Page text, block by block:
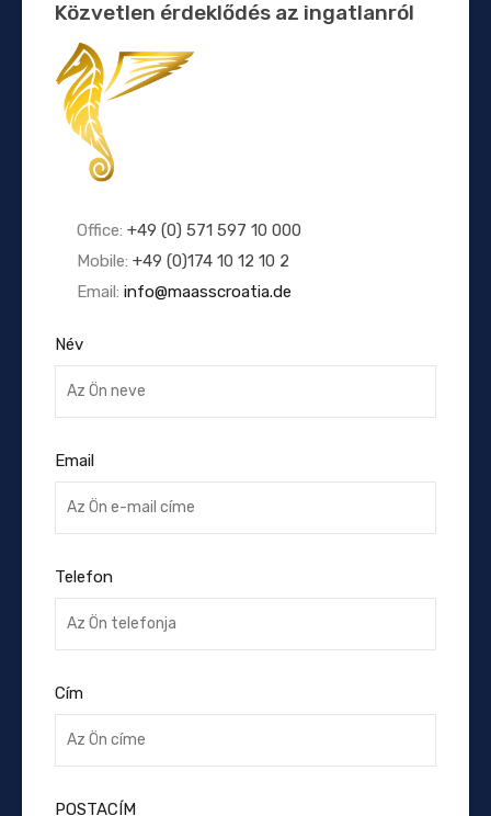
Közvetlen érdeklődés az ingatlanról
Office: +49 (0) 571 597 10 000
Mobile: +49 (0)174 10 12 10 2
Email: info@maasscroatia.de
Név
Email
Telefon
Cím
POSTACÍM